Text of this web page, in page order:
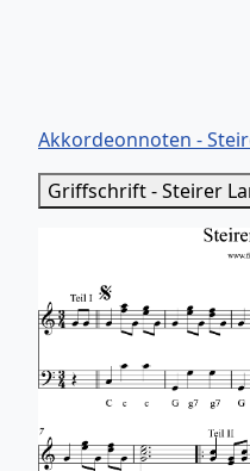
Akkordeonnoten -
Griffschrift - Steirer